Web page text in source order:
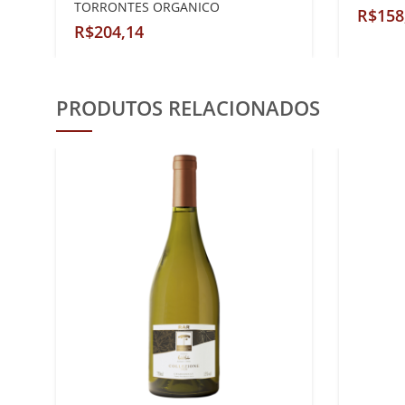
TORRONTES ORGANICO
R$
R$
PRODUTOS RELACIONADOS